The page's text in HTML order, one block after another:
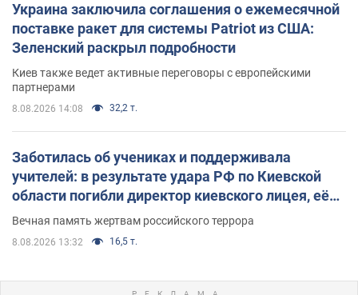
Украина заключила соглашения о ежемесячной
поставке ракет для системы Patriot из США:
Зеленский раскрыл подробности
Киев также ведет активные переговоры с европейскими
партнерами
8.08.2026 14:08 32,2 т.
Заботилась об учениках и поддерживала
учителей: в результате удара РФ по Киевской
области погибли директор киевского лицея, её
муж и внук
Вечная память жертвам российского террора
8.08.2026 13:32 16,5 т.